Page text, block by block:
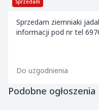
Sprzedam
Sprzedam ziemniaki
informacji pod nr tel
Do uzgodnienia
Podobne ogłoszenia